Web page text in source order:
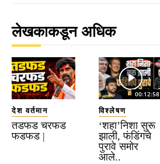
लेखकाकडून अधिक
देश वर्तमान
तडफड चरफड
फडफड |
00:12:58
विश्लेषण
‘शहा’निशा सुरू
झाली, फंडिंगचे
पुरावे समोर
आले..